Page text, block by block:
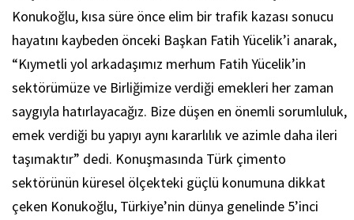
Konukoğlu, kısa süre önce elim bir trafik kazası sonucu
hayatını kaybeden önceki Başkan Fatih Yücelik’i anarak,
“Kıymetli yol arkadaşımız merhum Fatih Yücelik’in
sektörümüze ve Birliğimize verdiği emekleri her zaman
saygıyla hatırlayacağız. Bize düşen en önemli sorumluluk,
emek verdiği bu yapıyı aynı kararlılık ve azimle daha ileri
taşımaktır” dedi. Konuşmasında Türk çimento
sektörünün küresel ölçekteki güçlü konumuna dikkat
çeken Konukoğlu, Türkiye’nin dünya genelinde 5’inci